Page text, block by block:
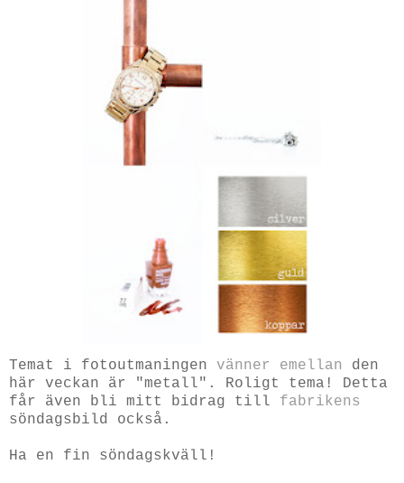
Temat i fotoutmaningen vänner emellan
den
här veckan är "metall". Roligt tema! Detta
får även bli mitt bidrag till fabrikens
söndagsbild också.
Ha en fin söndagskväll!